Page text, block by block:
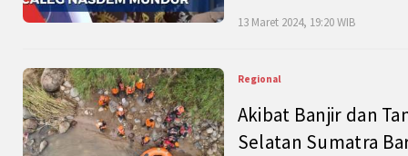
13 Maret 2024, 19:20 WIB
Regional
Akibat Banjir dan
Selatan Sumatra